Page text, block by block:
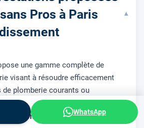
Pros à Paris
▾
une gamme complète de
visant à résoudre efficacement
plomberie courants ou
de robinetterie
WhatsApp